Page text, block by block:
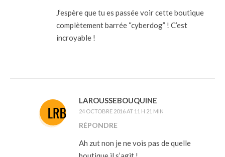
J’espère que tu es passée voir cette boutique
complètement barrée “cyberdog” ! C’est
incroyable !
LAROUSSEBOUQUINE
24 OCTOBRE 2016 AT 11 H 21 MIN
RÉPONDRE
Ah zut non je ne vois pas de quelle